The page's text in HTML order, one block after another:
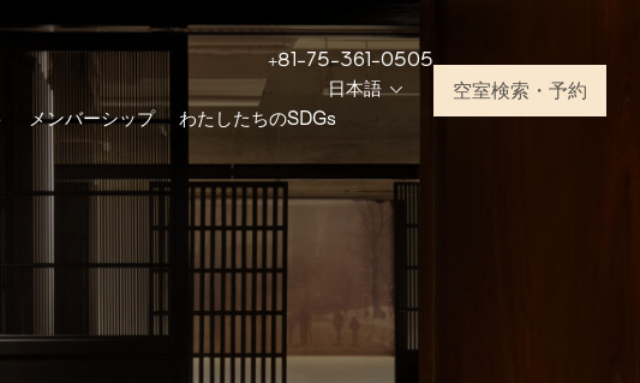
+81-75-361-0505
日本語
メンバーシップ わたしたちのSDGs
空室検索・予約